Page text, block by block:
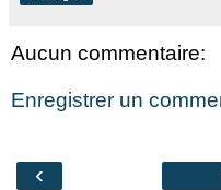
Aucun commentaire:
Enregistrer un
‹